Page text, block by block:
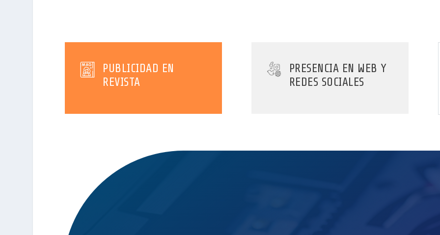
PUBLICIDAD EN
REVISTA
PRESENCIA EN WEB Y
REDES SOCIALES